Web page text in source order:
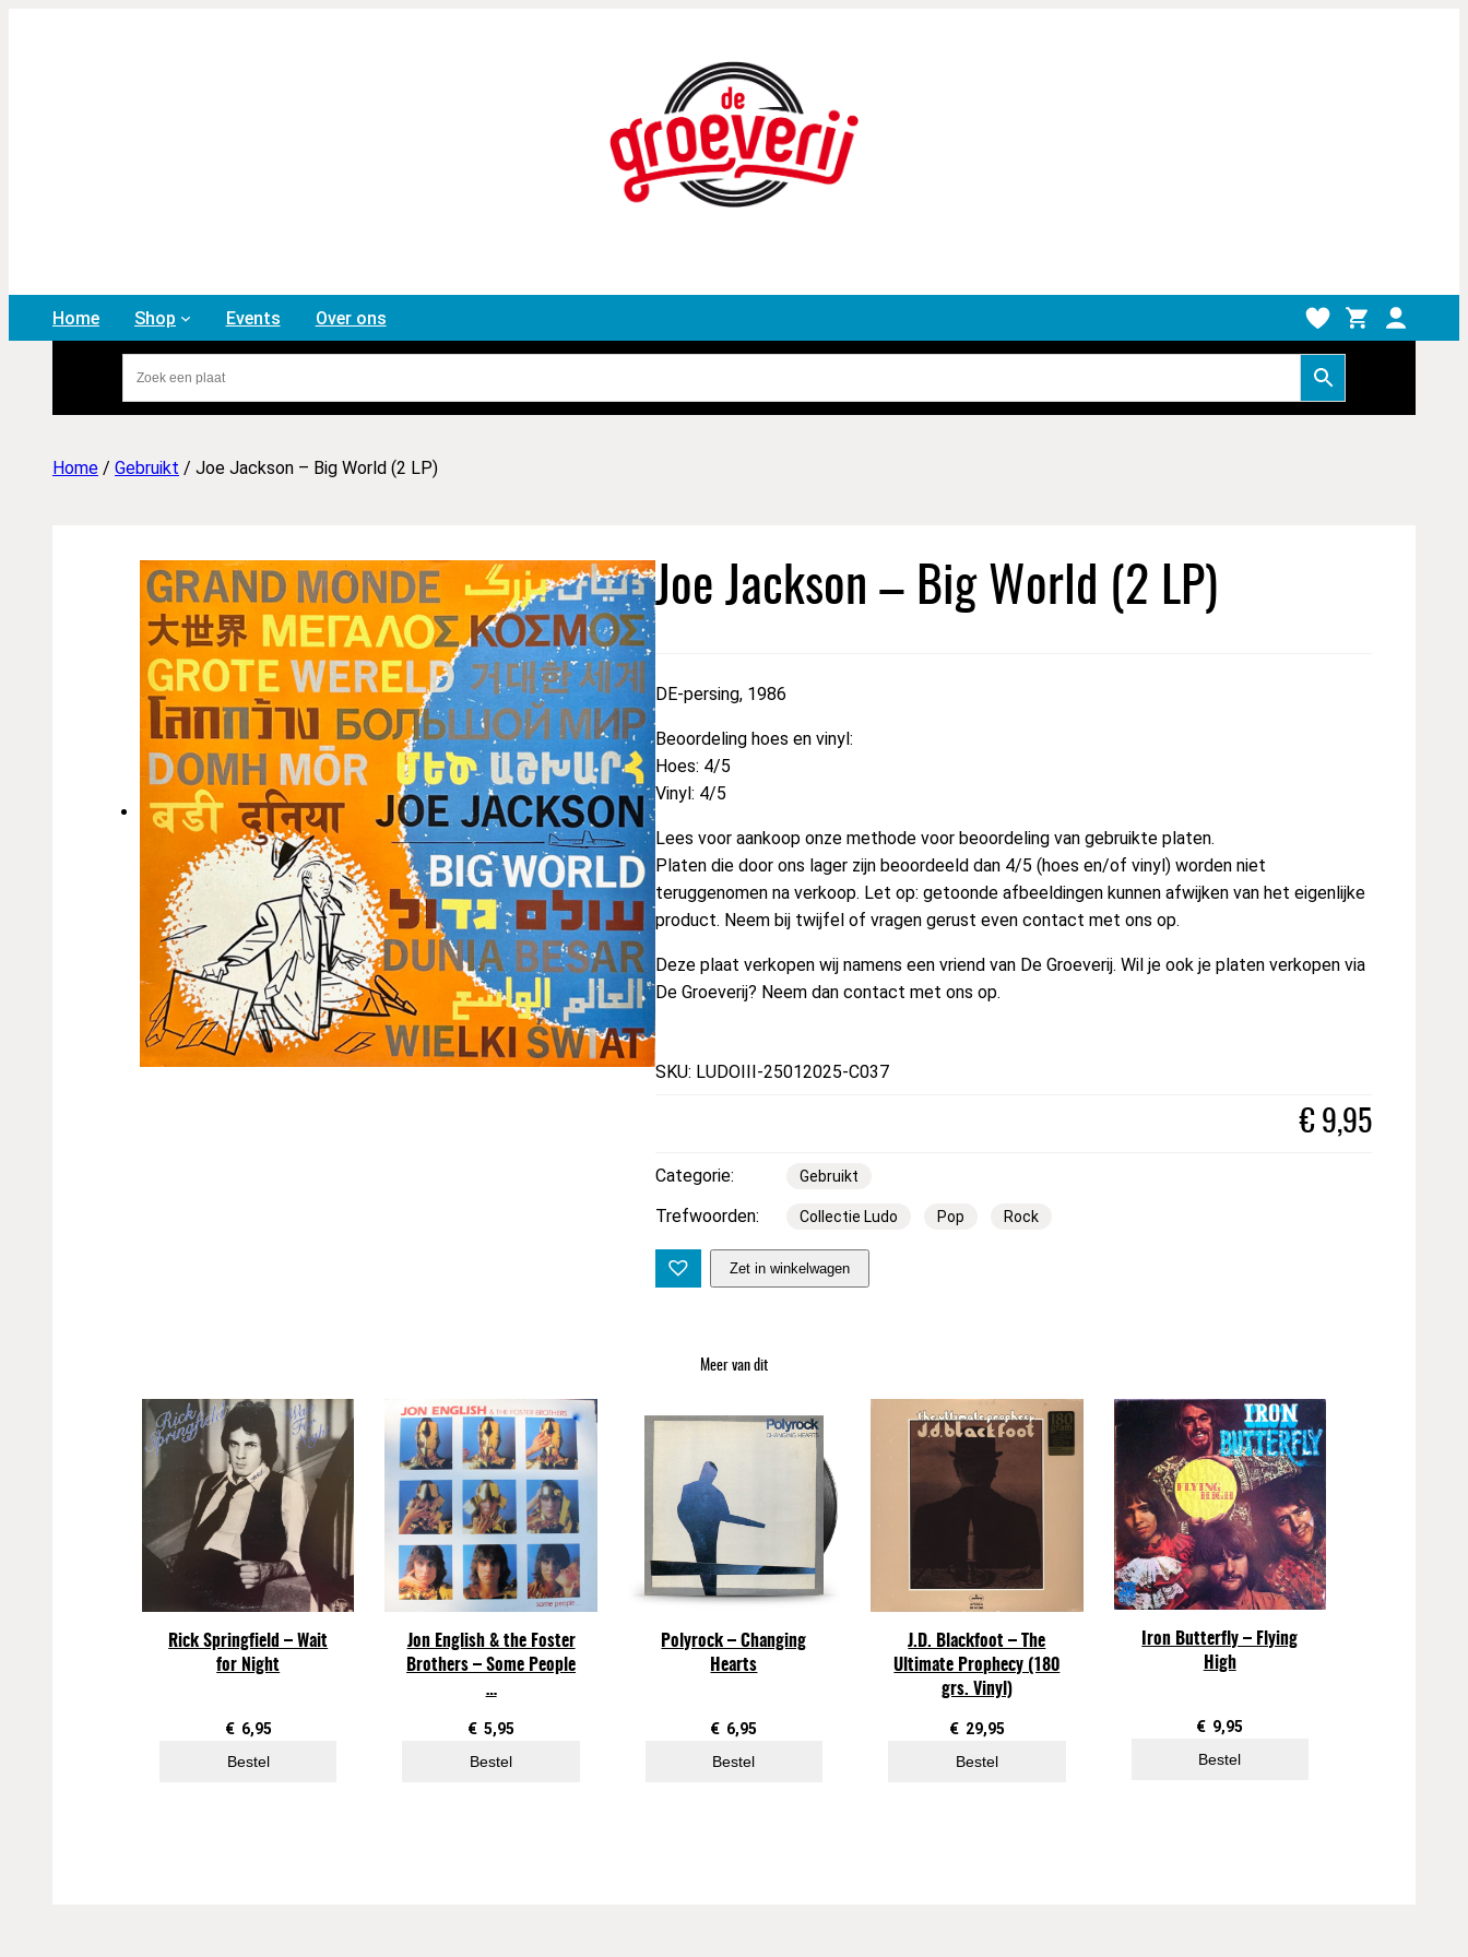
Home Shop Events Over ons
Home / Gebruikt / Joe Jackson – Big World (2 LP)
Joe Jackson – Big World (2 LP)
DE-persing, 1986
Beoordeling hoes en vinyl:
Hoes: 4/5
Vinyl: 4/5
Lees voor aankoop onze methode voor beoordeling van gebruikte platen.
Platen die door ons lager zijn beoordeeld dan 4/5 (hoes en/of vinyl) worden niet
teruggenomen na verkoop. Let op: getoonde afbeeldingen kunnen afwijken van het eigenlijke
product. Neem bij twijfel of vragen gerust even contact met ons op.
Deze plaat verkopen wij namens een vriend van De Groeverij. Wil je ook je platen verkopen via
De Groeverij? Neem dan contact met ons op.
SKU: LUDOIII-25012025-C037
€ 9,95
Categorie: Gebruikt
Trefwoorden: Collectie Ludo Pop Rock
o
c
g
Zet in winkelwagen
Meer van dit
Rick Springfield – Wait
for Night
€ 6,95
Bestel
Jon English & the Foster
Brothers – Some People
…
€ 5,95
Bestel
Polyrock – Changing
Hearts
€ 6,95
Bestel
J.D. Blackfoot – The
Ultimate Prophecy (180
grs. Vinyl)
€ 29,95
Bestel
Iron Butterfly – Flying
High
€ 9,95
Bestel